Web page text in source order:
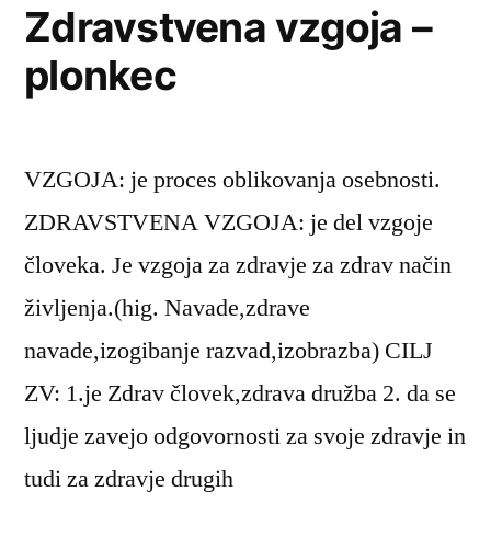
Zdravstvena vzgoja –
plonkec
VZGOJA: je proces oblikovanja osebnosti.
ZDRAVSTVENA VZGOJA: je del vzgoje
človeka. Je vzgoja za zdravje za zdrav način
življenja.(hig. Navade,zdrave
navade,izogibanje razvad,izobrazba) CILJ
ZV: 1.je Zdrav človek,zdrava družba 2. da se
ljudje zavejo odgovornosti za svoje zdravje in
tudi za zdravje drugih